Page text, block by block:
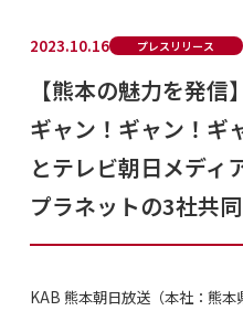
2023.10.16 プレスリリース
【熊本の魅力を発
ギャン！ギャン！ギ
とテレビ朝日メディ
プラネットの3社共
KAB 熊本朝日放送（本社：熊